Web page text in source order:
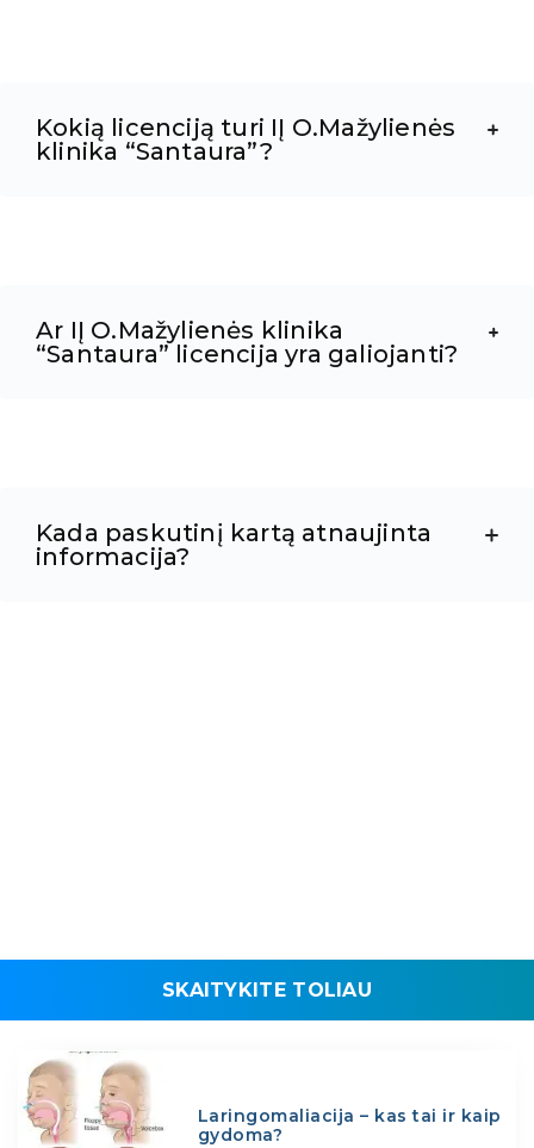
Kokią licenciją turi IĮ O.Mažylienės
klinika “Santaura”?
Ar IĮ O.Mažylienės klinika
“Santaura” licencija yra galiojanti?
Kada paskutinį kartą atnaujinta
informacija?
SKAITYKITE TOLIAU
Laringomaliacija – kas tai ir kaip
gydoma?